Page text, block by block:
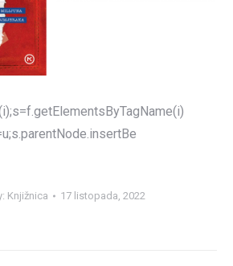
Knjižnica 17 listopada, 2022